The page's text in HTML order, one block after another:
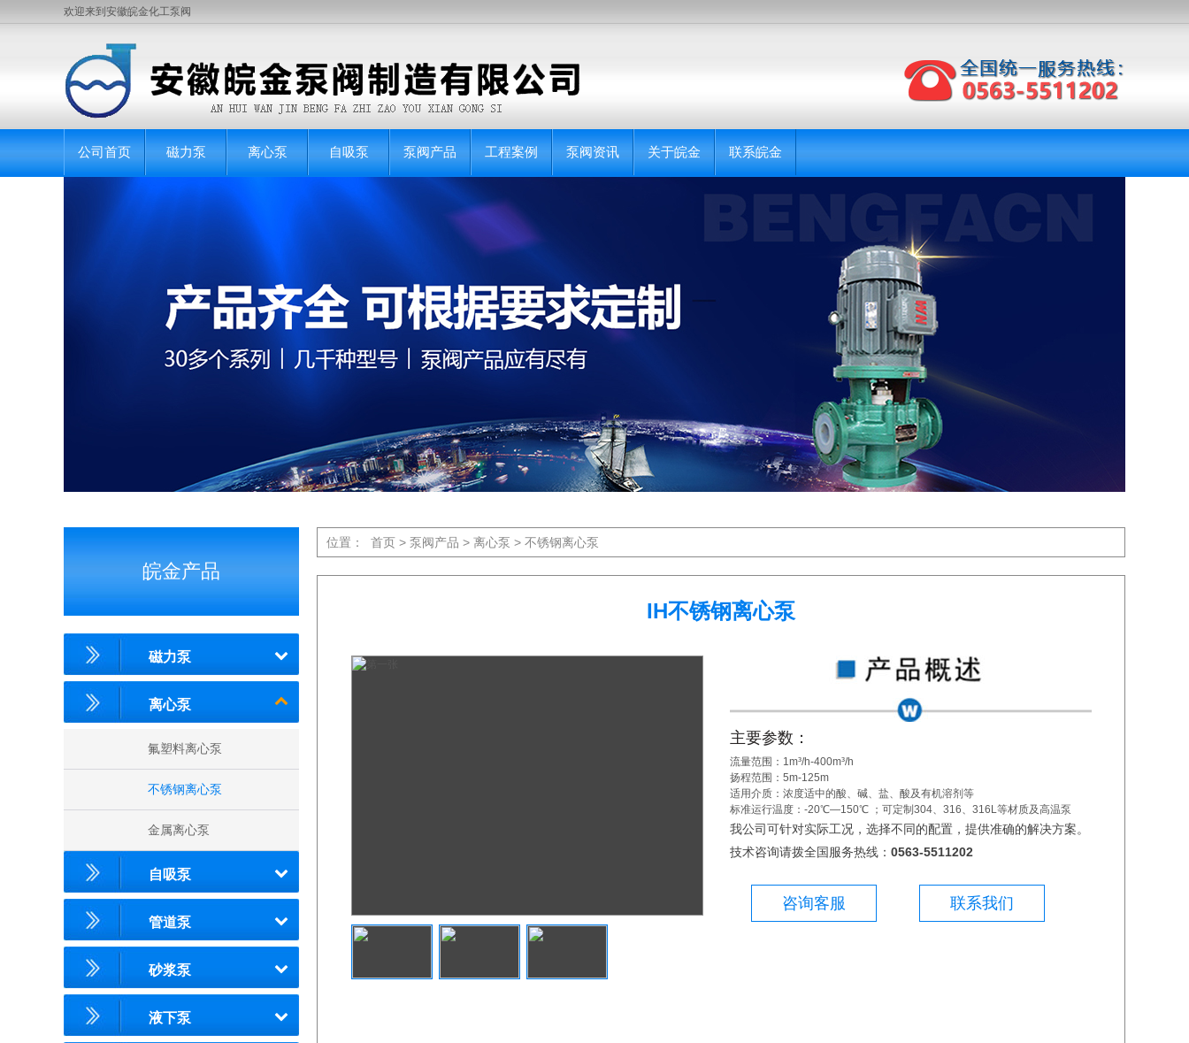
欢迎来到安徽皖金化工泵阀
公司首页 磁力泵 离心泵 自吸泵 泵阀产品 工程案例 泵阀资讯 关于皖金 联系皖金
皖金产品
磁力泵
离心泵
氟塑料离心泵
不锈钢离心泵
金属离心泵
自吸泵
管道泵
砂浆泵
液下泵
位置： 首页 > 泵阀产品 > 离心泵 > 不锈钢离心泵
IH不锈钢离心泵
主要参数：
流量范围：1m³/h-400m³/h
扬程范围：5m-125m
适用介质：浓度适中的酸、碱、盐、酸及有机溶剂等
标准运行温度：-20℃—150℃ ；可定制304、316、316L等材质及高温泵
我公司可针对实际工况，选择不同的配置，提供准确的解决方案。
技术咨询请拨全国服务热线： 0563-5511202
咨询客服 联系我们